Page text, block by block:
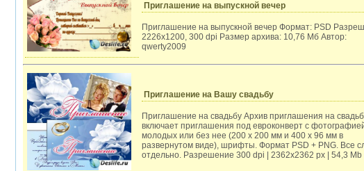
Приглашение на выпускной вечер
Приглашение на выпускной вечер Формат: PSD
2226x1200, 300 dpi Размер архива: 10,76 Мб Автор:
qwerty2009
Приглашение на Вашу свадьбу
Приглашение на свадьбу Архив приглашения на
включает приглашения под евроконверт с
молодых или без нее (200 х 200 мм и 400 х 96 мм в
развернутом виде), шрифты. Формат PSD + PNG. Все
отдельно. Разрешение 300 dpi | 2362x2362 px | 54,3 Мb